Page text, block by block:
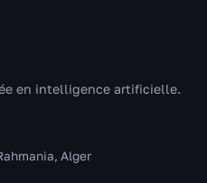
en intelligence artificielle.
Alger